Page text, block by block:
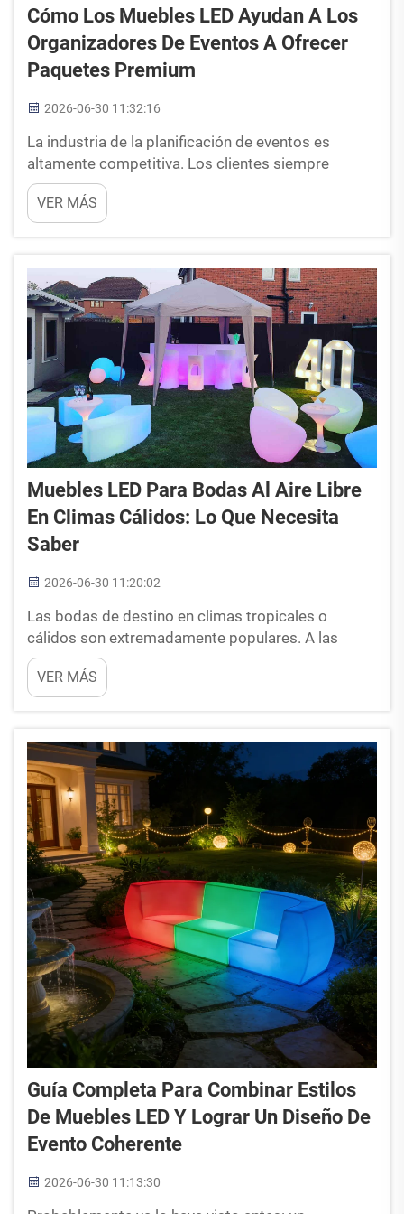
Cómo Los Muebles LED Ayudan A Los
Organizadores De Eventos A Ofrecer
Paquetes Premium
2026-06-30 11:32:16
La industria de la planificación de eventos es
altamente competitiva. Los clientes siempre
buscan la mejor experiencia posible al menor
precio posible. Cuando presenta una propuesta, el
cliente casi siempre intentará negociar una
VER MÁS
Muebles LED Para Bodas Al Aire Libre
En Climas Cálidos: Lo Que Necesita
Saber
2026-06-30 11:20:02
Las bodas de destino en climas tropicales o
cálidos son extremadamente populares. A las
parejas les encanta la idea de casarse en una playa
bañada por el sol, en un exuberante césped de
resort o en una finca histórica en pleno verano.
empresas de alquiler...
VER MÁS
Guía Completa Para Combinar Estilos
De Muebles LED Y Lograr Un Diseño De
Evento Coherente
2026-06-30 11:13:30